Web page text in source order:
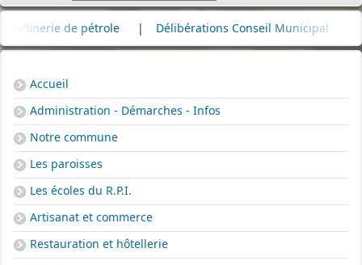
de pétrole | Délibérations Conseil Municipal |
Accueil
Administration - Démarches - Infos
Notre commune
Les paroisses
Les écoles du R.P.I.
Artisanat et commerce
Restauration et hôtellerie